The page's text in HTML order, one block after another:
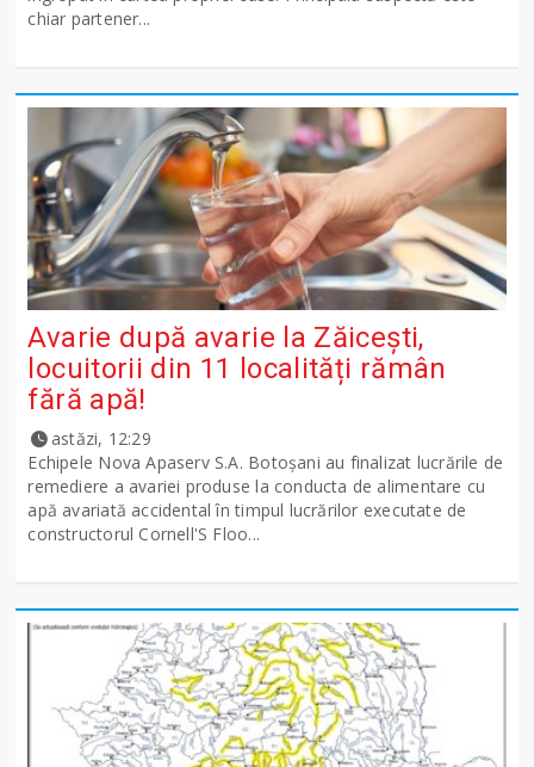
chiar partener...
Avarie după avarie la Zăicești,
locuitorii din 11 localități rămân
fără apă!
astăzi, 12:29
Echipele Nova Apaserv S.A. Botoșani au finalizat lucrările de
remediere a avariei produse la conducta de alimentare cu
apă avariată accidental în timpul lucrărilor executate de
constructorul Cornell'S Floo...